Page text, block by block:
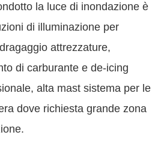
la luce di inondazione è
di illuminazione per
attrezzature,
di carburante e de-icing
alta mast sistema per le
dove richiesta grande zona